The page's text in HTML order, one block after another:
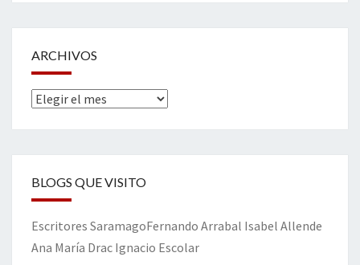
ARCHIVOS
Archivos
BLOGS QUE VISITO
Escritores SaramagoFernando Arrabal Isabel Allende
Ana María Drac Ignacio Escolar